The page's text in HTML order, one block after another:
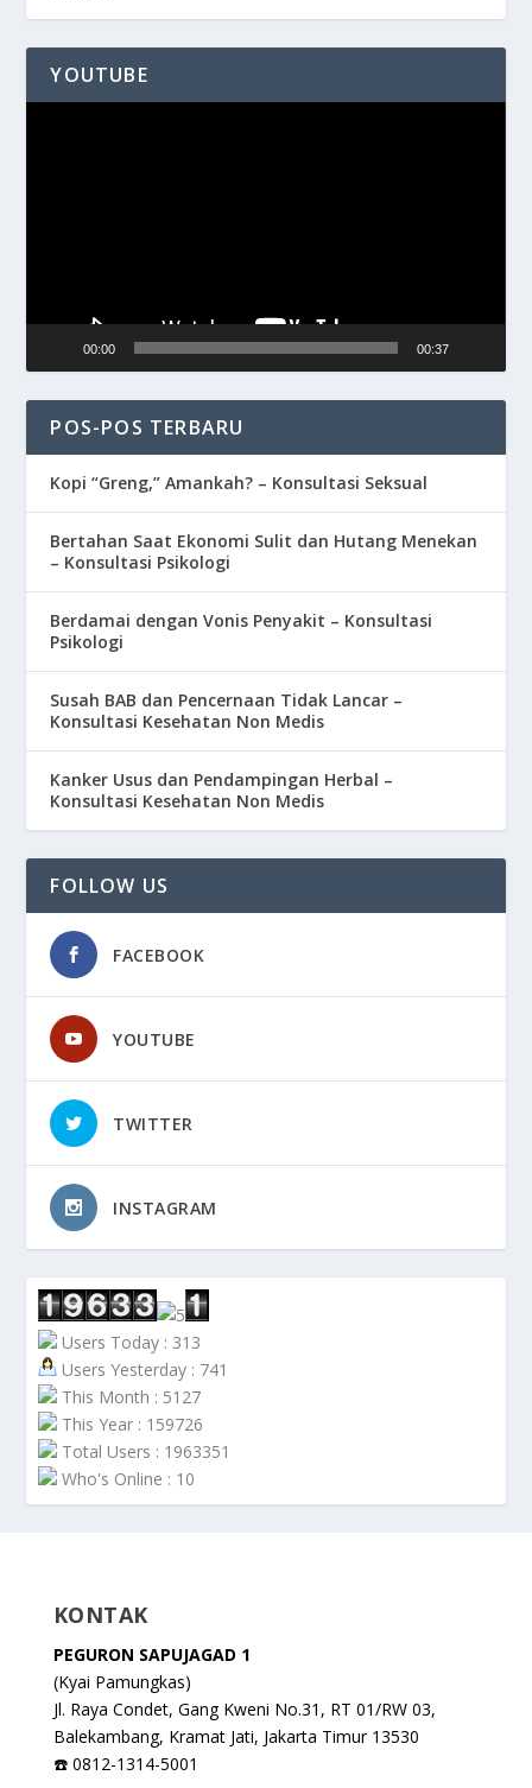
YOUTUBE
00:00 00:37
POS-POS TERBARU
Kopi “Greng,” Amankah? – Konsultasi Seksual
Bertahan Saat Ekonomi Sulit dan Hutang Menekan
– Konsultasi Psikologi
Berdamai dengan Vonis Penyakit – Konsultasi
Psikologi
Susah BAB dan Pencernaan Tidak Lancar –
Konsultasi Kesehatan Non Medis
Kanker Usus dan Pendampingan Herbal –
Konsultasi Kesehatan Non Medis
FOLLOW US
FACEBOOK
YOUTUBE
TWITTER
INSTAGRAM
Users Today : 313
Users Yesterday : 741
This Month : 5127
This Year : 159726
Total Users : 1963351
Who's Online : 10
KONTAK
PEGURON SAPUJAGAD 1
(Kyai Pamungkas)
Jl. Raya Condet, Gang Kweni No.31, RT 01/RW 03,
Balekambang, Kramat Jati, Jakarta Timur 13530
☎️ 0812-1314-5001